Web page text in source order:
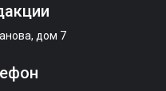
дом 7